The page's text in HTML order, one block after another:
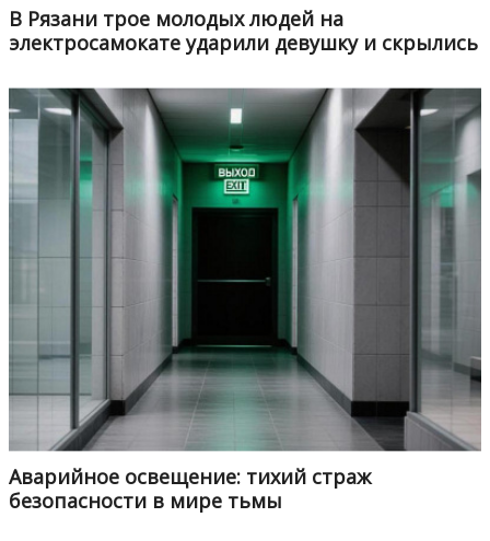
В Рязани трое молодых людей на
электросамокате ударили девушку и скрылись
Аварийное освещение: тихий страж
безопасности в мире тьмы